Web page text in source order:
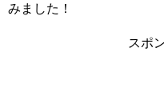
みました！
スポ